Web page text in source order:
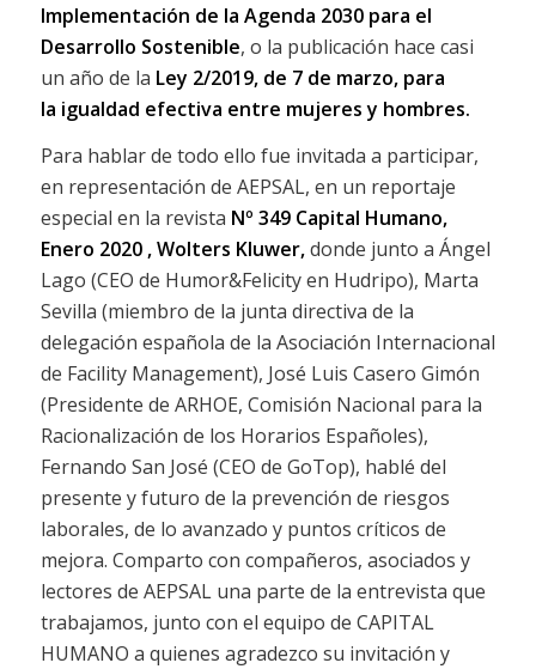
Implementación de la Agenda 2030 para el
Desarrollo Sostenible, o la publicación hace casi
un año de la Ley 2/2019, de 7 de marzo, para
la igualdad efectiva entre mujeres y hombres.
Para hablar de todo ello fue invitada a participar,
en representación de AEPSAL, en un reportaje
especial en la revista Nº 349 Capital Humano,
Enero 2020 , Wolters Kluwer,donde junto a Ángel
Lago (CEO de Humor&Felicity en Hudripo), Marta
Sevilla (miembro de la junta directiva de la
delegación española de la Asociación Internacional
de Facility Management), José Luis Casero Gimón
(Presidente de ARHOE, Comisión Nacional para la
Racionalización de los Horarios Españoles),
Fernando San José (CEO de GoTop), hablé del
presente y futuro de la prevención de riesgos
laborales, de lo avanzado y puntos críticos de
mejora. Comparto con compañeros, asociados y
lectores de AEPSAL una parte de la entrevista que
trabajamos, junto con el equipo de CAPITAL
HUMANO a quienes agradezco su invitación y